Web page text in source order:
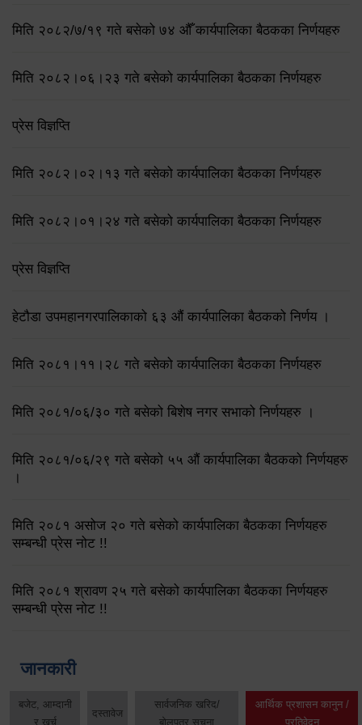
मिति २०८२/७/१९ गते बसेको ७४ औँ कार्यपालिका बैठकका निर्णयहरु
मिति २०८२।०६।२३ गते बसेको कार्यपालिका बैठकका निर्णयहरु
प्रेस विज्ञप्ति
मिति २०८२।०२।१३ गते बसेको कार्यपालिका बैठकका निर्णयहरु
मिति २०८२।०१।२४ गते बसेको कार्यपालिका बैठकका निर्णयहरु
प्रेस विज्ञप्ति
हेटौडा उपमहानगरपालिकाको ६३ औं कार्यपालिका बैठकको निर्णय ।
मिति २०८१।११।२८ गते बसेको कार्यपालिका बैठकका निर्णयहरु
मिति २०८१/०६/३० गते बसेको बिशेष नगर सभाको निर्णयहरु ।
मिति २०८१/०६/२९ गते बसेको ५५ औं कार्यपालिका बैठकको निर्णयहरु
।
मिति २०८१ असोज २० गते बसेको कार्यपालिका बैठकका निर्णयहरु
सम्बन्धी प्रेस नोट !!
मिति २०८१ श्रावण २५ गते बसेको कार्यपालिका बैठकका निर्णयहरु
सम्बन्धी प्रेस नोट !!
जानकारी
बजेट, आम्दानी
र खर्च
दस्तावेज
सार्वजनिक खरिद/
बोलपत्र सूचना
आर्थिक प्रशासन कानुन /
प्रतिवेदन